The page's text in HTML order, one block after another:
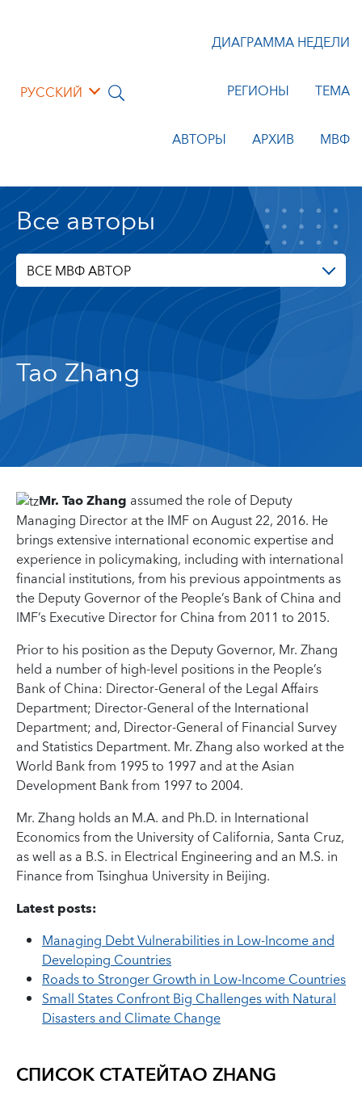
РУССКИЙ
ДИАГРАММА НЕДЕЛИ
РЕГИОНЫ ТЕМА
АВТОРЫ АРХИВ МВФ
Все авторы
ВСЕ МВФ АВТОР
Tao Zhang
Mr. Tao Zhang assumed the role of Deputy
Managing Director at the IMF on August 22, 2016. He
brings extensive international economic expertise and
experience in policymaking, including with international
financial institutions, from his previous appointments as
the Deputy Governor of the People’s Bank of China and
IMF’s Executive Director for China from 2011 to 2015.
Prior to his position as the Deputy Governor, Mr. Zhang
held a number of high-level positions in the People’s
Bank of China: Director-General of the Legal Affairs
Department; Director-General of the International
Department; and, Director-General of Financial Survey
and Statistics Department. Mr. Zhang also worked at the
World Bank from 1995 to 1997 and at the Asian
Development Bank from 1997 to 2004.
Mr. Zhang holds an M.A. and Ph.D. in International
Economics from the University of California, Santa Cruz,
as well as a B.S. in Electrical Engineering and an M.S. in
Finance from Tsinghua University in Beijing.
Latest posts:
Managing Debt Vulnerabilities in Low-Income and
Developing Countries
Roads to Stronger Growth in Low-Income Countries
Small States Confront Big Challenges with Natural
Disasters and Climate Change
СПИСОК СТАТЕЙTAO ZHANG